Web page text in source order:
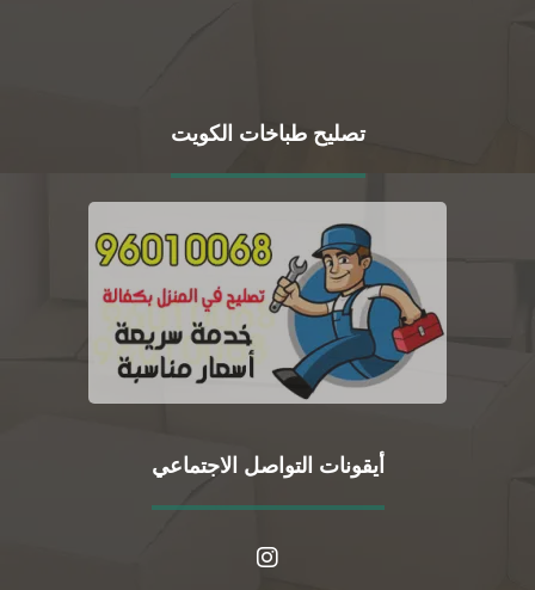
تصليح طباخات الكويت
أيقونات التواصل الاجتماعي